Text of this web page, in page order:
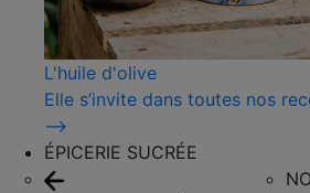
L'huile d'olive
Elle s’invite dans toutes nos
⟶
ÉPICERIE SUCRÉE